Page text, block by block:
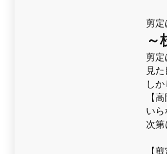
剪
～
剪
見
し
【
い
次
【